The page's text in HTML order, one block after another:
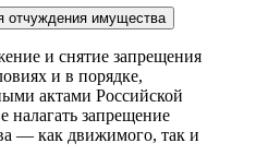
отчуждения имущества
и снятие запрещения
и в порядке,
актами Российской
запрещение
— как движимого, так и